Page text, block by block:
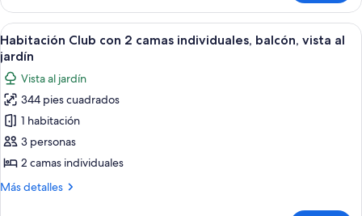
vista
al
mar
Deluxe
con
2
camas
individuales,
vista
al
mar
Abrir
todas
las
fotos
de
Habitación
Club
con
2
Habitación de hotel con dos camas,
3
Habitación Club con 2 camas individuales, balcón, vista al
jardín
Vista al jardín
344 pies cuadrados
1 habitación
3 personas
2 camas individuales
Más detalles
Más